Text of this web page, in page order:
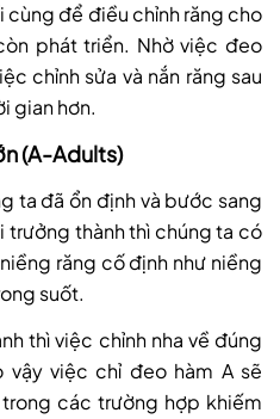
để điều chỉnh răng cho
phát triển. Nhờ việc đeo
chỉnh sửa và nắn răng sau
gian hơn.
(A-Adults)
ta đã ổn định và bước sang
trưởng thành thì chúng ta có
răng cố định như niềng
suốt.
thì việc chỉnh nha về đúng
vậy việc chỉ đeo hàm A sẽ
các trường hợp khiếm